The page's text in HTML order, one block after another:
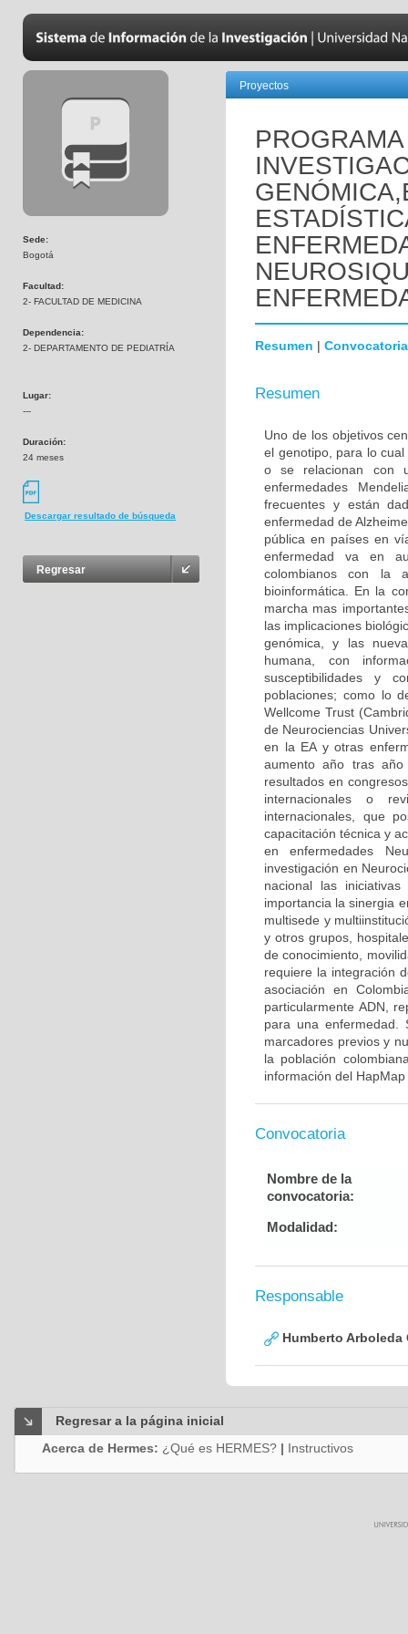
Sede:
Bogotá
Facultad:
2- FACULTAD DE MEDICINA
Dependencia:
2- DEPARTAMENTO DE PEDIATRÍA
Lugar:
---
Duración:
24 meses
Descargar resultado de búsqueda
Regresar
Proyectos
Resumen | Convocatoria
Resumen
Uno de los objetivos
el genotipo, para lo
o se relacionan con
enfermedades
frecuentes y están
enfermedad de
pública en países en
enfermedad va en
colombianos con la
bioinformática. En la
marcha mas
las implicaciones
genómica, y las
humana, con
susceptibilidades y
poblaciones; como lo
Wellcome Trust
de Neurociencias
en la EA y otras
aumento año tras año
resultados en
internacionales o
internacionales, que
capacitación técnica y
en enfermedades
investigación en
nacional las
importancia la sinergia
multisede y
y otros grupos,
de conocimiento,
requiere la integración
asociación en
particularmente ADN,
para una enfermedad.
marcadores previos y
la población
información del
Convocatoria
Nombre de la
convocatoria:
Modalidad:
Responsable
Humberto Arboleda
Regresar a la página inicial
Acerca de Hermes: ¿Qué es HERMES? | Instructivos